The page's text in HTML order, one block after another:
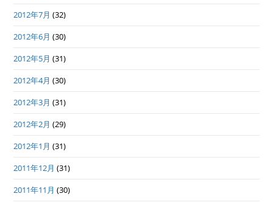
2012年7月 (32)
2012年6月 (30)
2012年5月 (31)
2012年4月 (30)
2012年3月 (31)
2012年2月 (29)
2012年1月 (31)
2011年12月 (31)
2011年11月 (30)